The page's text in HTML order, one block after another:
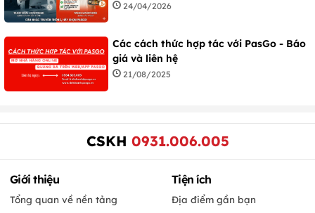
24/04/2026
Các cách thức hợp tác với PasGo - Báo
giá và liên hệ
21/08/2025
CSKH 0931.006.005
Giới thiệu
Tổng quan về nền tảng
Tiện ích
Địa điểm gần bạn